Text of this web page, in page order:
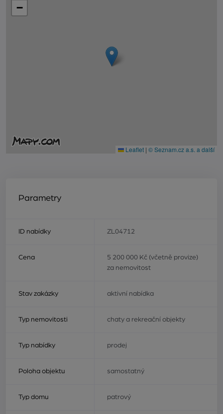
−
Leaflet | © Seznam.cz a.s. a další
Parametry
ID nabídky ZL04712
Cena
5 200 000 Kč (včetně provize)
za nemovitost
Stav zakázky aktivní nabídka
Typ nemovitosti chaty a rekreační objekty
Typ nabídky prodej
Poloha objektu samostatný
Typ domu patrový